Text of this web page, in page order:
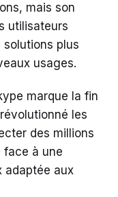
mais son
utilisateurs
solutions plus
usages.
marque la fin
les
des millions
face à une
adaptée aux